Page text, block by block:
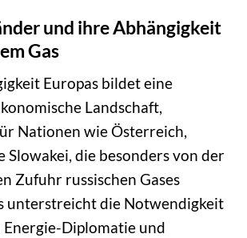
und ihre Abhängigkeit
Gas
Europas bildet eine
Landschaft,
Nationen wie Österreich,
Slowakei, die besonders von der
Zufuhr russischen Gases
unterstreicht die Notwendigkeit
Diplomatie und